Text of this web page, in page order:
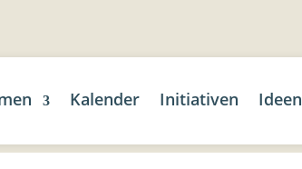
Kalender Initiativen Ideen